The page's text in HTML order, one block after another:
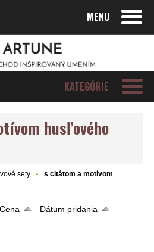
MENU
KATEGÓRIE
husľového
sety
s citátom a motívom
Cena
Dátum pridania